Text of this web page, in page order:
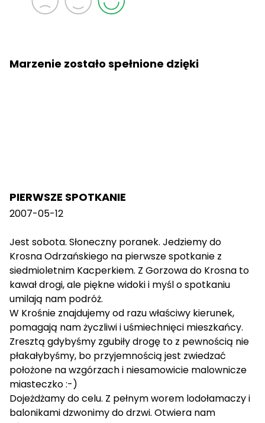
Marzenie zostało spełnione dzięki
PIERWSZE SPOTKANIE
2007-05-12
Jest sobota. Słoneczny poranek. Jedziemy do
Krosna Odrzańskiego na pierwsze spotkanie z
siedmioletnim Kacperkiem. Z Gorzowa do Krosna to
kawał drogi, ale piękne widoki i myśl o spotkaniu
umilają nam podróż.
W Krośnie znajdujemy od razu właściwy kierunek,
pomagają nam życzliwi i uśmiechnięci mieszkańcy.
Zresztą gdybyśmy zgubiły drogę to z pewnością nie
płakałybyśmy, bo przyjemnością jest zwiedzać
położone na wzgórzach i niesamowicie malownicze
miasteczko :-)
Dojeżdżamy do celu. Z pełnym worem lodołamaczy i
balonikami dzwonimy do drzwi. Otwiera nam